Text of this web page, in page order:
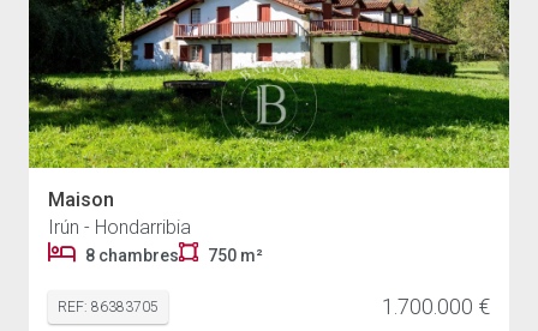
Maison
Irún - Hondarribia
8 chambres 750 m²
REF: 86383705 1.700.000 €